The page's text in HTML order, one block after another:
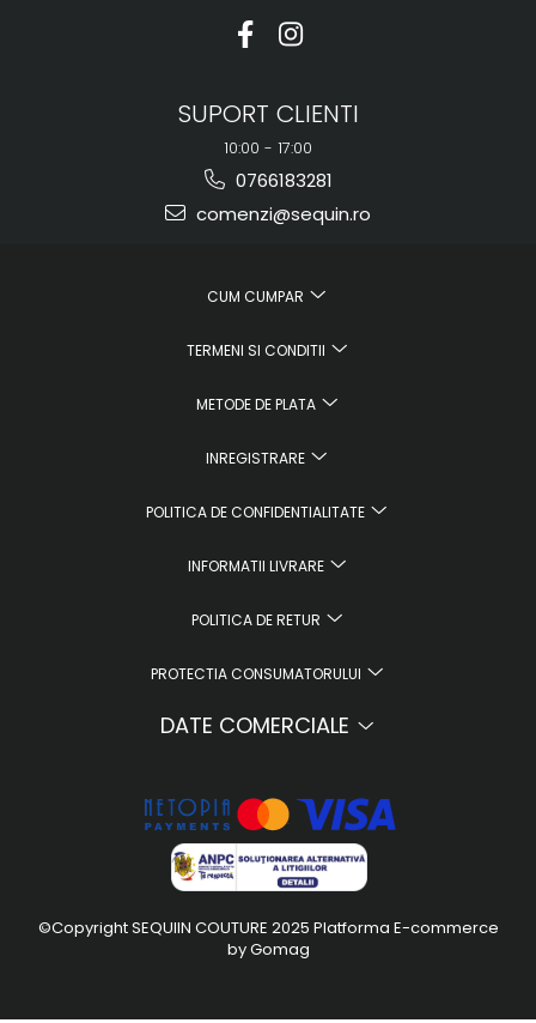
SUPORT CLIENTI
10:00 - 17:00
0766183281
comenzi@sequin.ro
CUM CUMPAR
TERMENI SI CONDITII
METODE DE PLATA
INREGISTRARE
POLITICA DE CONFIDENTIALITATE
INFORMATII LIVRARE
POLITICA DE RETUR
PROTECTIA CONSUMATORULUI
DATE COMERCIALE
©Copyright SEQUIIN COUTURE 2025 Platforma E-commerce
by Gomag